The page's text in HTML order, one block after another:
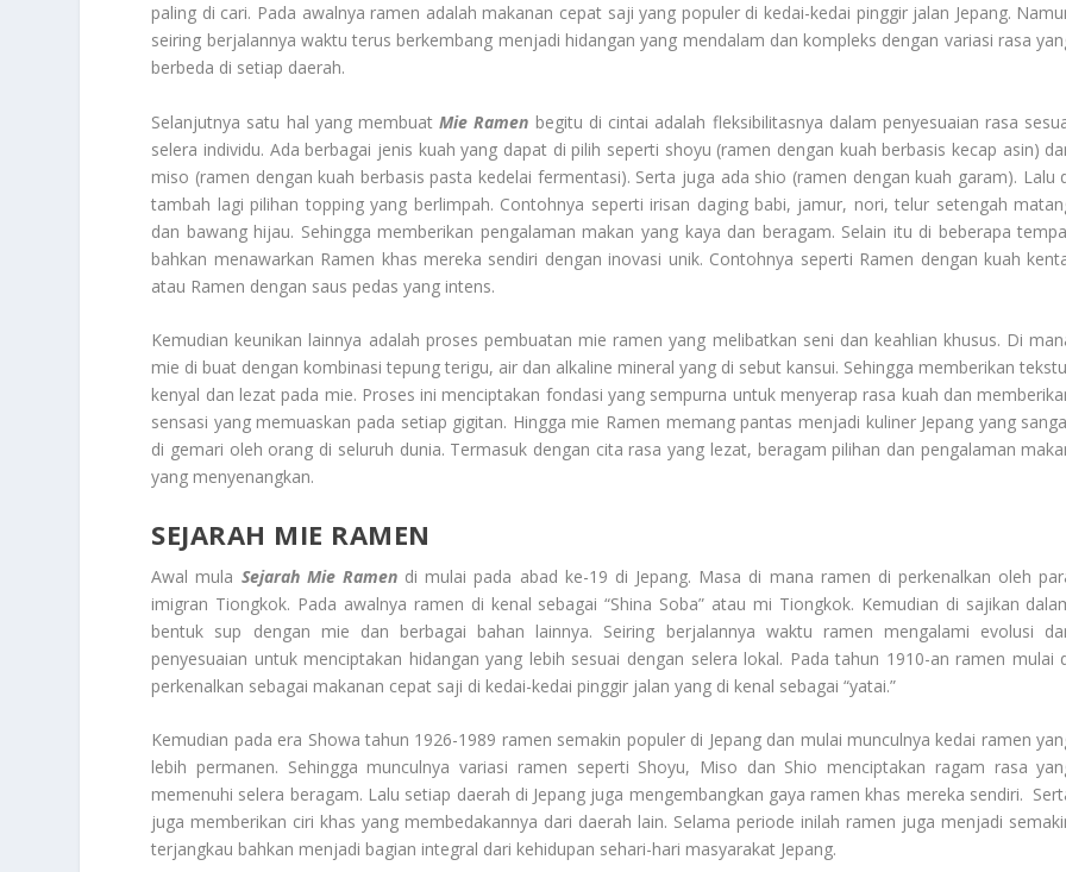
paling di cari. Pada awalnya ramen adalah makanan cepat saji yang populer di kedai-kedai pinggir jalan Jepang.
seiring berjalannya waktu terus berkembang menjadi hidangan yang mendalam dan kompleks dengan variasi rasa
berbeda di setiap daerah.
Selanjutnya satu hal yang membuatMie Ramen begitu di cintai adalah fleksibilitasnya dalam penyesuaian rasa
selera individu. Ada berbagai jenis kuah yang dapat di pilih seperti shoyu (ramen dengan kuah berbasis kecap asin)
miso (ramen dengan kuah berbasis pasta kedelai fermentasi). Serta juga ada shio (ramen dengan kuah garam). Lalu
tambah lagi pilihan topping yang berlimpah. Contohnya seperti irisan daging babi, jamur, nori, telur setengah
dan bawang hijau. Sehingga memberikan pengalaman makan yang kaya dan beragam. Selain itu di beberapa
bahkan menawarkan Ramen khas mereka sendiri dengan inovasi unik. Contohnya seperti Ramen dengan kuah
atau Ramen dengan saus pedas yang intens.
Kemudian keunikan lainnya adalah proses pembuatan mie ramen yang melibatkan seni dan keahlian khusus. Di
mie di buat dengan kombinasi tepung terigu, air dan alkaline mineral yang di sebut kansui. Sehingga memberikan
kenyal dan lezat pada mie. Proses ini menciptakan fondasi yang sempurna untuk menyerap rasa kuah dan
sensasi yang memuaskan pada setiap gigitan. Hingga mie Ramen memang pantas menjadi kuliner Jepang yang
di gemari oleh orang di seluruh dunia. Termasuk dengan cita rasa yang lezat, beragam pilihan dan pengalaman
yang menyenangkan.
SEJARAH MIE RAMEN
Awal mula Sejarah Mie Ramen di mulai pada abad ke-19 di Jepang. Masa di mana ramen di perkenalkan oleh
imigran Tiongkok. Pada awalnya ramen di kenal sebagai “Shina Soba” atau mi Tiongkok. Kemudian di sajikan
bentuk sup dengan mie dan berbagai bahan lainnya. Seiring berjalannya waktu ramen mengalami evolusi
penyesuaian untuk menciptakan hidangan yang lebih sesuai dengan selera lokal. Pada tahun 1910-an ramen mulai
perkenalkan sebagai makanan cepat saji di kedai-kedai pinggir jalan yang di kenal sebagai “yatai.”
Kemudian pada era Showa tahun 1926-1989 ramen semakin populer di Jepang dan mulai munculnya kedai ramen
lebih permanen. Sehingga munculnya variasi ramen seperti Shoyu, Miso dan Shio menciptakan ragam rasa
memenuhi selera beragam. Lalu setiap daerah di Jepang juga mengembangkan gaya ramen khas mereka sendiri.
juga memberikan ciri khas yang membedakannya dari daerah lain. Selama periode inilah ramen juga menjadi
terjangkau bahkan menjadi bagian integral dari kehidupan sehari-hari masyarakat Jepang.